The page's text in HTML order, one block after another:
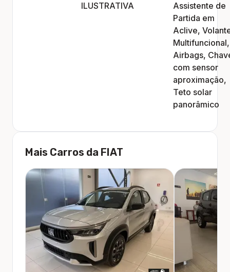
ILUSTRATIVA
Assistente de
Partida em
Aclive,
Airbags,
com sensor
aproximação,
Teto solar
panorâmico
Mais Carros da FIAT